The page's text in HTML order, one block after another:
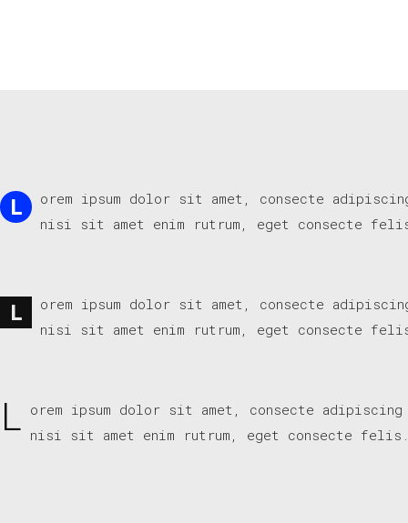
L
orem ipsum dolor sit amet, consecte
nisi sit amet enim rutrum, eget consecte
L
orem ipsum dolor sit amet, consecte
nisi sit amet enim rutrum, eget consecte
L orem ipsum dolor sit amet, consecte
nisi sit amet enim rutrum, eget consecte felis.